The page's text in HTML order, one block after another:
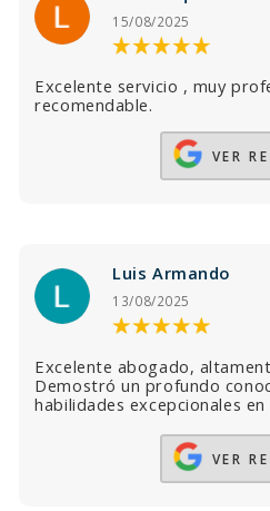
15/08/2025
Excelente servicio , muy
recomendable.
VER
Luis Armando
13/08/2025
Excelente abogado,
Demostró un profundo
habilidades excepcionales
atención personalizada y
que mi experiencia legal
plenamente en sus servicios
VER